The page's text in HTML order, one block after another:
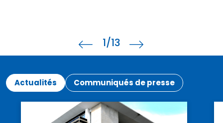
2/13
Actualités Communiqués de presse